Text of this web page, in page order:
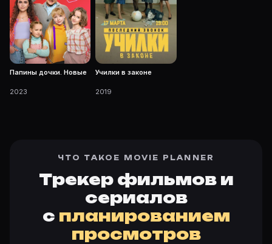
Папины дочки. Новые
2023
Училки в законе
2019
ЧТО ТАКОЕ MOVIE PLANNER
Трекер фильмов и
сериалов
с планированием
просмотров